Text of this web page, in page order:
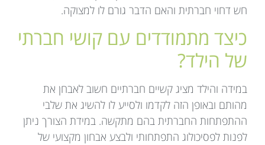
חש דחוי חברתית והאם הדבר גורם לו למצוקה.
כיצד מתמודדים עם קושי חברתי
של הילד?
במידה והילד מציג קשיים חברתיים חשוב לאבחן את
מהותם ובאופן הזה לקדמו ולסייע לו להשיג את שלבי
ההתפתחות החברתית בהם מתקשה. במידת הצורך ניתן
לפנות לפסיכולוג התפתחותי ולבצע אבחון מקצועי של